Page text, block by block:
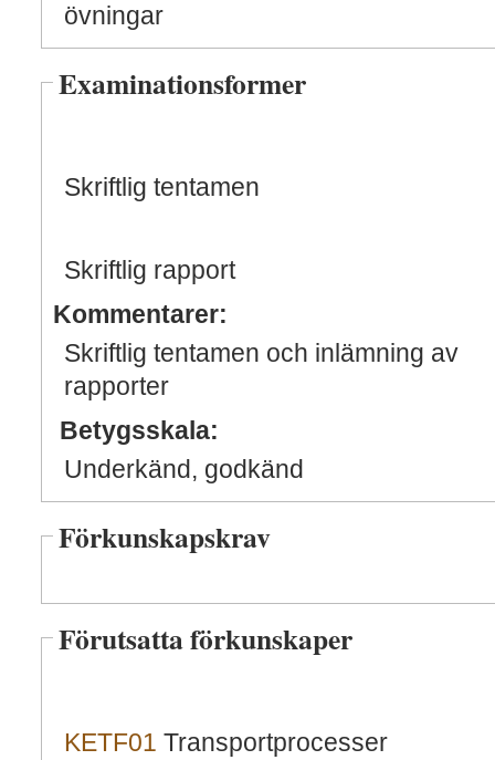
övningar
Examinationsformer
Skriftlig tentamen
Skriftlig rapport
Kommentarer:
Skriftlig tentamen och inlämning av
rapporter
Betygsskala:
Underkänd, godkänd
Förkunskapskrav
Förutsatta förkunskaper
KETF01 Transportprocesser